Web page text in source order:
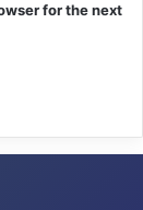
for the next